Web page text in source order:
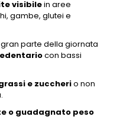
visibilein aree
gambe, glutei e
parte della giornata
con bassi
e zuccherio non
o guadagnato peso